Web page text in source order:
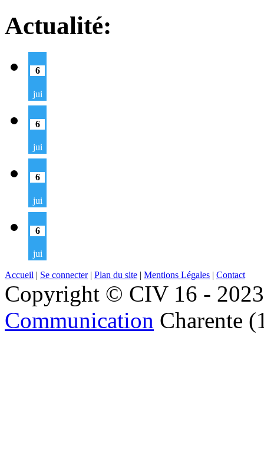
Actualité:
6
jui
6
jui
6
jui
6
jui
Accueil | Se connecter| Plan du site | Mentions Légales | Contact
Copyright © CIV 16 -
Communication Charente